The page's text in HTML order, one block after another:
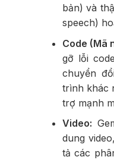
bản) và
speech)
Code (Mã
gỡ lỗi
chuyển
trình khác
trợ mạnh
Video:
dung
tả các